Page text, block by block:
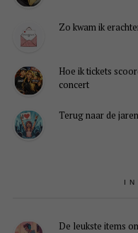
Zo kwam ik
Hoe ik tickets
concert
Terug naar de
De leukste items